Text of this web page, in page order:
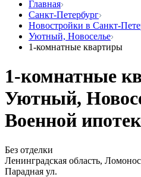
Главная
Санкт-Петербург
Новостройки в Санкт-
Уютный, Новоселье
1-комнатные квартиры
1-комнатные
Уютный,
Военной
Без отделки
Ленинградская область,
Парадная ул.